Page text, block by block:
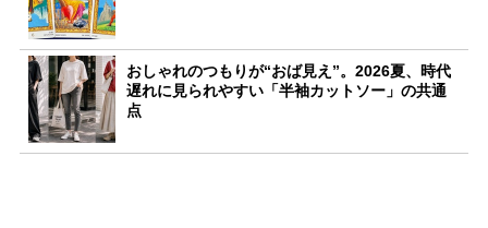
おしゃれのつもりが“おば見え”。2026夏、時代
遅れに見られやすい「半袖カットソー」の共通
点